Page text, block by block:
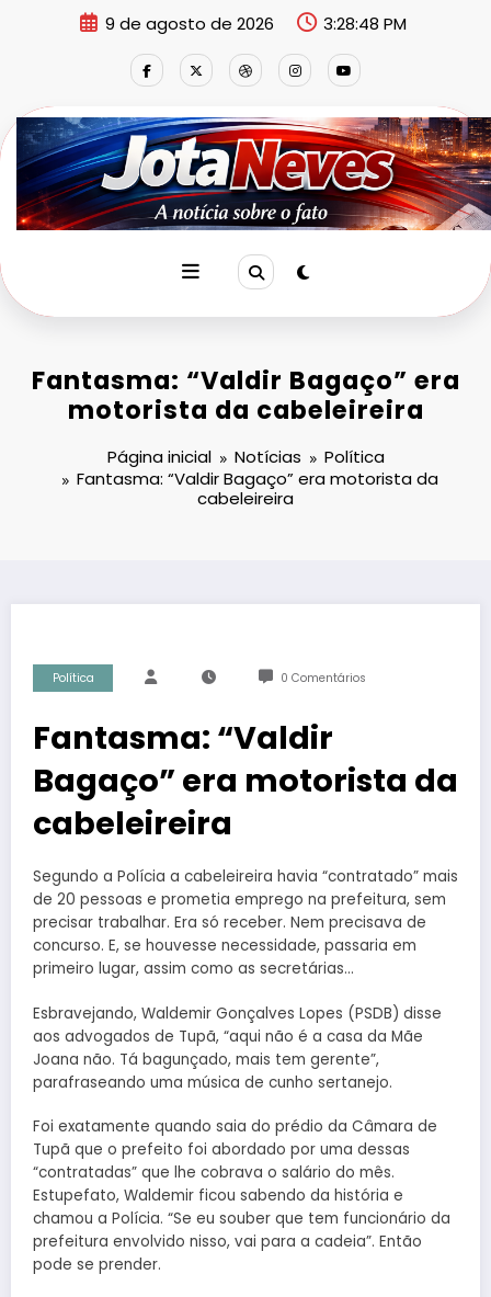
9 de agosto de 2026 3:28:49 PM
Fantasma: “Valdir Bagaço” era
motorista da cabeleireira
Página inicial Notícias
Política
Fantasma: “Valdir Bagaço” era motorista da
cabeleireira
Política 0 Comentários
Fantasma: “Valdir
Bagaço” era motorista da
cabeleireira
Segundo a Polícia a cabeleireira havia “contratado” mais
de 20 pessoas e prometia emprego na prefeitura, sem
precisar trabalhar. Era só receber. Nem precisava de
concurso. E, se houvesse necessidade, passaria em
primeiro lugar, assim como as secretárias…
Esbravejando, Waldemir Gonçalves Lopes (PSDB) disse
aos advogados de Tupã, “aqui não é a casa da Mãe
Joana não. Tá bagunçado, mais tem gerente”,
parafraseando uma música de cunho sertanejo.
Foi exatamente quando saia do prédio da Câmara de
Tupã que o prefeito foi abordado por uma dessas
“contratadas” que lhe cobrava o salário do mês.
Estupefato, Waldemir ficou sabendo da história e
chamou a Polícia. “Se eu souber que tem funcionário da
prefeitura envolvido nisso, vai para a cadeia”. Então
pode se prender.